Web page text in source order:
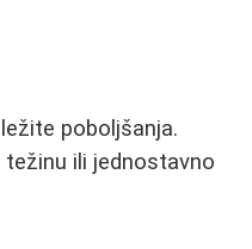
poboljšanja.
ili jednostavno